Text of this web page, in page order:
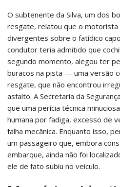
O subtenente da Silva, um dos
resgate, relatou que o
divergentes sobre o fatídico
condutor teria admitido que
segundo momento, alegou ter
buracos na pista — uma versão
resgate, que não encontrou
asfalto. A Secretaria da
que uma perícia técnica
humana por fadiga, excesso de
falha mecânica. Enquanto isso,
um passageiro que, embora
embarque, ainda não foi
ele de fato subiu no veículo.